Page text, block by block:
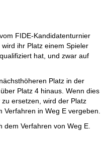
FIDE-Kandidatenturnier
ihr Platz einem Spieler
hat, und zwar auf
Platz in der
Platz 4 hinaus. Wenn dies
ersetzen, wird der Platz
Verfahren in Weg E vergeben.
dem Verfahren von Weg E.